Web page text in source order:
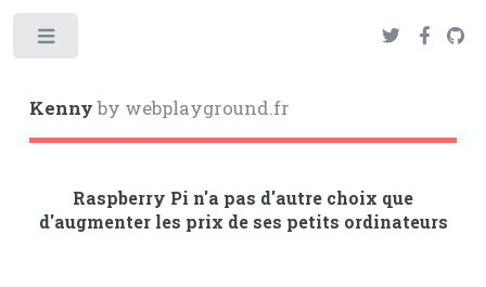
Kennyby webplayground.fr
Raspberry Pi n'a pas d'autre choix que
d'augmenter les prix de ses petits ordinateurs